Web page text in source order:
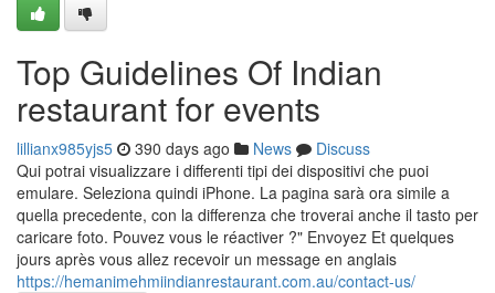
Top Guidelines Of Indian
restaurant for events
lillianx985yjs5 390 days ago News
Discuss
Qui potrai visualizzare i differenti tipi dei dispositivi che puoi
emulare. Seleziona quindi iPhone. La pagina sarà ora simile a
quella precedente, con la differenza che troverai anche il tasto per
caricare foto. Pouvez vous le réactiver ?" Envoyez Et quelques
jours après vous allez recevoir un message en anglais
https://hemanimehmiindianrestaurant.com.au/contact-us/